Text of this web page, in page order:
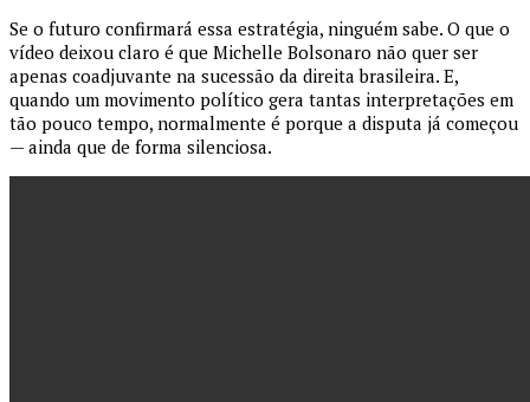
Se o futuro confirmará essa estratégia, ninguém sabe. O que o
vídeo deixou claro é que Michelle Bolsonaro não quer ser
apenas coadjuvante na sucessão da direita brasileira. E,
quando um movimento político gera tantas interpretações em
tão pouco tempo, normalmente é porque a disputa já começou
— ainda que de forma silenciosa.